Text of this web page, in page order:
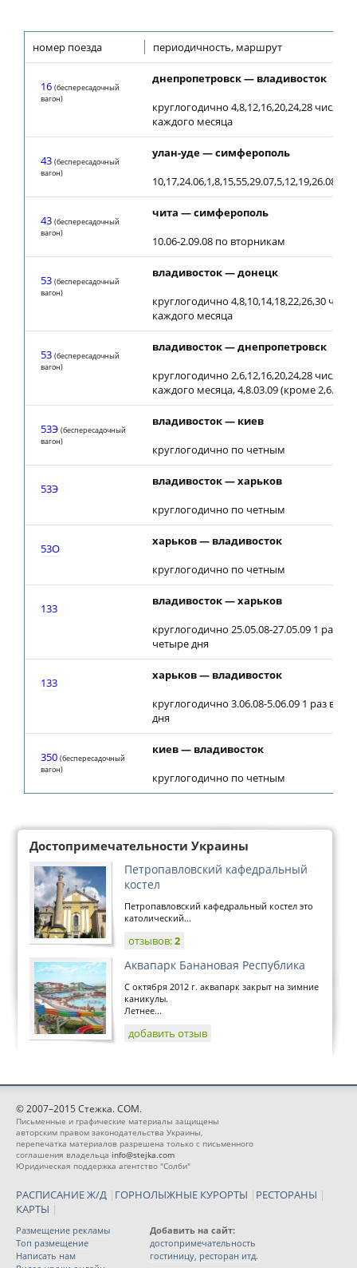
номер поезда периодичность, маршрут
16 (беспересадочный
вагон)
днепропетровск — владивосток
круглогодично 4,8,12,16,20,24,28 числа
каждого месяца
43 (беспересадочный
вагон)
улан-уде — симферополь
43 (беспересадочный
вагон)
чита — симферополь
10.06-2.09.08 по вторникам
53 (беспересадочный
вагон)
владивосток — донецк
круглогодично 4,8,10,14,18,22,26,30 числа
каждого месяца
53 (беспересадочный
вагон)
владивосток — днепропетровск
круглогодично 2,6,12,16,20,24,28 числа
каждого месяца, 4,8.03.09 (кроме
53Э (беспересадочный
вагон)
владивосток — киев
круглогодично по четным
53Э
владивосток — харьков
круглогодично по четным
53О
харьков — владивосток
круглогодично по четным
133
владивосток — харьков
круглогодично 25.05.08-27.05.09 1 раз в
четыре дня
133
харьков — владивосток
круглогодично 3.06.08-5.06.09 1 раз в
дня
350 (беспересадочный
вагон)
киев — владивосток
круглогодично по четным
Достопримечательности Украины
Петропавловский кафедральный
костел
Петропавловский кафедральный костел это
католический...
отзывов:2
Аквапарк Банановая Республика
С октября 2012 г. аквапарк закрыт на зимние
каникулы.
Летнее...
добавить отзыв
© 2007–2015 Стежка. COM.
Письменные и графические материалы защищены
авторским правом законодательства Украины,
перепечатка материалов разрешена только с письменного
соглашения владельца info@stejka.com
Юридическая поддержка агентство "Солби"
РАСПИСАНИЕ Ж/Д | ГОРНОЛЫЖНЫЕ КУРОРТЫ | РЕСТОРАНЫ |
КАРТЫ |
Размещение рекламы
Топ размещение
Написать нам
Добавить на сайт:
достопримечательность
гостиницу, ресторан итд.